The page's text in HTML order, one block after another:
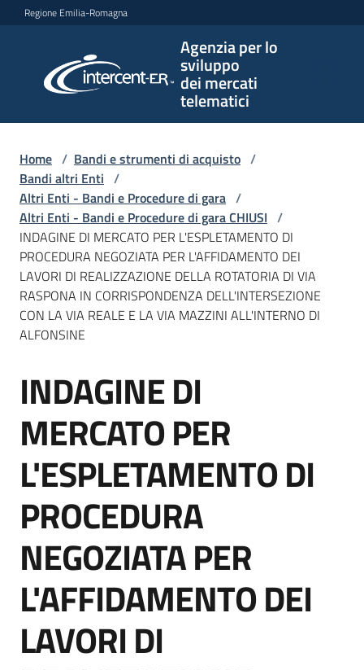
Vai al contenuto
Vai alla navigazione
Vai al footer
Regione Emilia-Romagna
Agenzia per lo
sviluppo
dei mercati
telematici
per lo
sviluppo
telematici
L'Agenzia
Bandi
e
strumenti
acquisto
Supporto
Piattaforme
telematiche
English
Home / Bandi e strumenti di acquisto /
Bandi altri Enti /
Altri Enti - Bandi e Procedure di gara /
Altri Enti - Bandi e Procedure di gara CHIUSI /
INDAGINE DI MERCATO PER L'ESPLETAMENTO DI
PROCEDURA NEGOZIATA PER L'AFFIDAMENTO DEI
LAVORI DI REALIZZAZIONE DELLA ROTATORIA DI VIA
RASPONA IN CORRISPONDENZA DELL'INTERSEZIONE
CON LA VIA REALE E LA VIA MAZZINI ALL'INTERNO DI
ALFONSINE
Salta al contenuto
INDAGINE DI
MERCATO PER
L'ESPLETAMENTO DI
PROCEDURA
NEGOZIATA PER
L'AFFIDAMENTO DEI
LAVORI DI